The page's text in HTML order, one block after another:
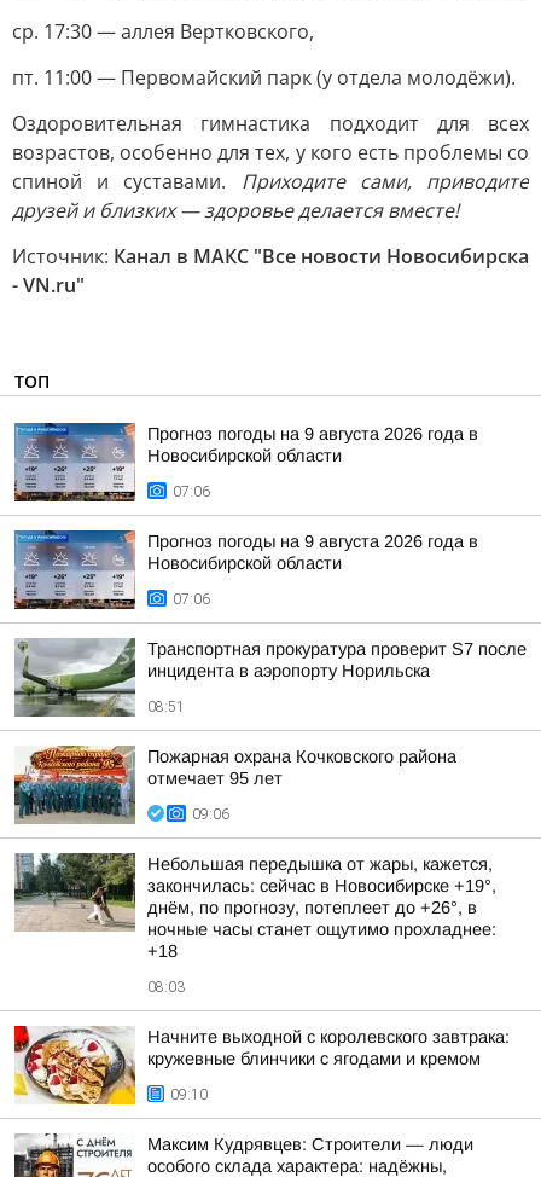
ср. 17:30 — аллея Вертковского,
пт. 11:00 — Первомайский парк (у отдела молодёжи).
Оздоровительная гимнастика подходит для всех
возрастов, особенно для тех, у кого есть проблемы со
спиной и суставами. Приходите сами, приводите
друзей и близких — здоровье делается вместе!
Источник: Канал в МАКС "Все новости Новосибирска
- VN.ru"
ТОП
Прогноз погоды на 9 августа 2026 года в
Новосибирской области
07:06
Прогноз погоды на 9 августа 2026 года в
Новосибирской области
07:06
Транспортная прокуратура проверит S7 после
инцидента в аэропорту Норильска
08:51
Пожарная охрана Кочковского района
отмечает 95 лет
09:06
Небольшая передышка от жары, кажется,
закончилась: сейчас в Новосибирске +19°,
днём, по прогнозу, потеплеет до +26°, в
ночные часы станет ощутимо прохладнее:
+18
08:03
Начните выходной с королевского завтрака:
кружевные блинчики с ягодами и кремом
09:10
Максим Кудрявцев: Строители — люди
особого склада характера: надёжны,